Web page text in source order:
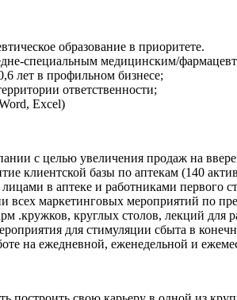
образование в приоритете.
специальным медицинским/
лет в профильном бизнесе;
ответственности;
Excel)
с целью увеличения продаж на
клиентской базы по аптекам (140
в аптеке и работниками первого
всех маркетинговых мероприятий по
.кружков, круглых столов, лекций для
для стимуляции сбыта в
на ежедневной, еженедельной и